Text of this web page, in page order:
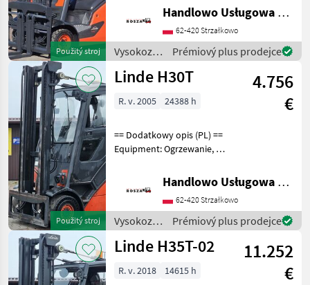
Použitý stroj
Additional info: Stan:
Bardzo dobry, Możliwość
stožiara: Štandard V
Handlowo Usługowa Alanex Alan Roszak
62-420 Strzałkowo
Vysokozdvižné
vozíky a
skladová
Linde
Prémiový plus prodejce
Použitý stroj
Linde H30T
4.756
€
R. v. 2005 24388 h
== Dodatkowy opis (PL) ==
Equipment: Ogrzewanie, 3/4
Additional info: Stan:
Sprawny, bez
przygotowania Palivo: plyn,
typ stožiara: Štandar
Handlowo Usługowa Alanex Alan Roszak
62-420 Strzałkowo
Vysokozdvižné
vozíky a
skladová
Linde
Prémiový plus prodejce
Linde H35T-02
11.252
€
R. v. 2018 14615 h